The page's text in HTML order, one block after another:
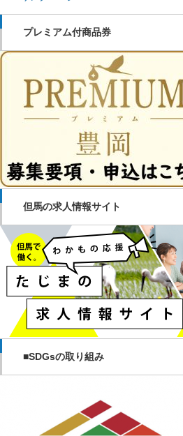
プレミアム付商品券
但馬の求人情報サイト
■SDGsの取り組み